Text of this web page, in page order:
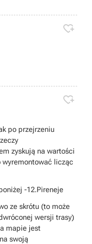


po przejrzeniu
zyskują na wartości
licząc
-12.Pireneje
ze skrótu (to może
wersji trasy)
mapie jest
swoją